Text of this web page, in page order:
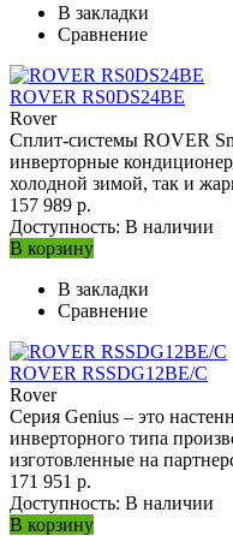
В закладки
Сравнение
ROVER RS0DS24BE
Rover
Сплит-системы ROVER
инверторные
холодной зимой, так и
157 989 р.
Доступность: В наличии
В корзину
В закладки
Сравнение
ROVER RSSDG12BE/C
Rover
Серия Genius – это
инверторного типа
изготовленные на
171 951 р.
Доступность: В наличии
В корзину